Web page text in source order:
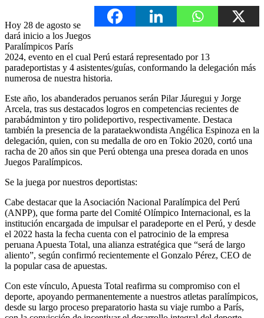
Hoy 28 de agosto se
dará inicio a los Juegos
Paralímpicos París
2024, evento en el cual Perú estará representado por 13
paradeportistas y 4 asistentes/guías, conformando la delegación más
numerosa de nuestra historia.
Este año, los abanderados peruanos serán Pilar Jáuregui y Jorge
Arcela, tras sus destacados logros en competencias recientes de
parabádminton y tiro polideportivo, respectivamente. Destaca
también la presencia de la parataekwondista Angélica Espinoza en la
delegación, quien, con su medalla de oro en Tokio 2020, cortó una
racha de 20 años sin que Perú obtenga una presea dorada en unos
Juegos Paralímpicos.
Se la juega por nuestros deportistas:
Cabe destacar que la Asociación Nacional Paralímpica del Perú
(ANPP), que forma parte del Comité Olímpico Internacional, es la
institución encargada de impulsar el paradeporte en el Perú, y desde
el 2022 hasta la fecha cuenta con el patrocinio de la empresa
peruana Apuesta Total, una alianza estratégica que “será de largo
aliento”, según confirmó recientemente el Gonzalo Pérez, CEO de
la popular casa de apuestas.
Con este vínculo, Apuesta Total reafirma su compromiso con el
deporte, apoyando permanentemente a nuestros atletas paralímpicos,
desde su largo proceso preparatorio hasta su viaje rumbo a París,